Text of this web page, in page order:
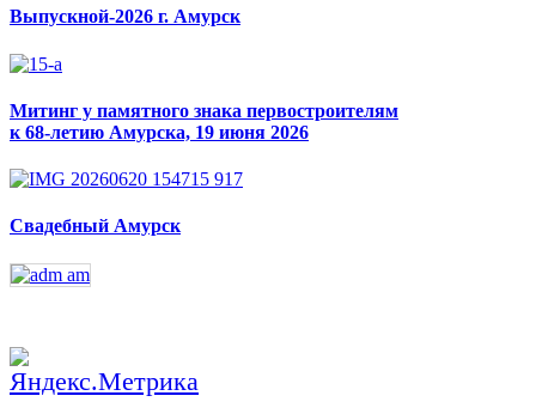
Выпускной-2026 г. Амурск
Митинг у памятного знака первостроителям
к 68-летию Амурска, 19 июня 2026
Свадебный Амурск